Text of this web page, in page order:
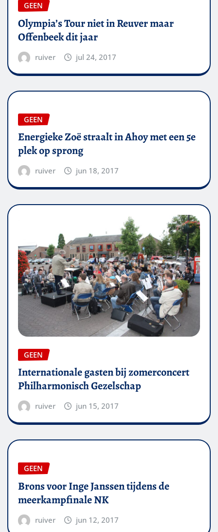
GEEN
Olympia’s Tour niet in Reuver maar
Offenbeek dit jaar
ruiver jul 24, 2017
GEEN
Energieke Zoë straalt in Ahoy met een 5e
plek op sprong
ruiver jun 18, 2017
GEEN
Internationale gasten bij zomerconcert
Philharmonisch Gezelschap
ruiver jun 15, 2017
GEEN
Brons voor Inge Janssen tijdens de
meerkampfinale NK
ruiver jun 12, 2017